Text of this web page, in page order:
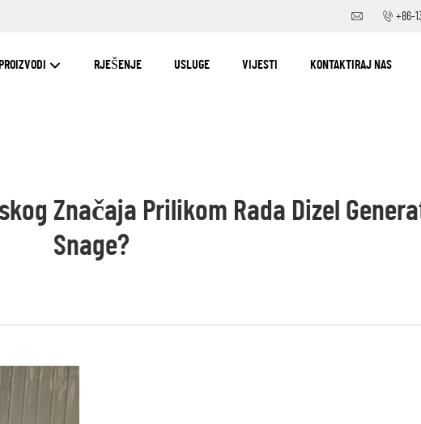
+86-
PROIZVODI RJEŠENJE USLUGE VIJESTI KONTAKTIRAJ NAS
Značaja Prilikom Rada Dizel
Snage?